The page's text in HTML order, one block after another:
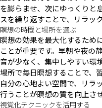
を膨らませ、次にゆっくりと
スを繰り返すことで、リラッ
瞑想の時間と場所を選ぶ
瞑想の効果を最大化するため
ことが重要です。早朝や夜の
音が少なく、集中しやすい環
場所で毎日瞑想することで、
自分の心地よい空間で、リラ
行うことが瞑想の質を向上させ
視覚化テクニックを活用する